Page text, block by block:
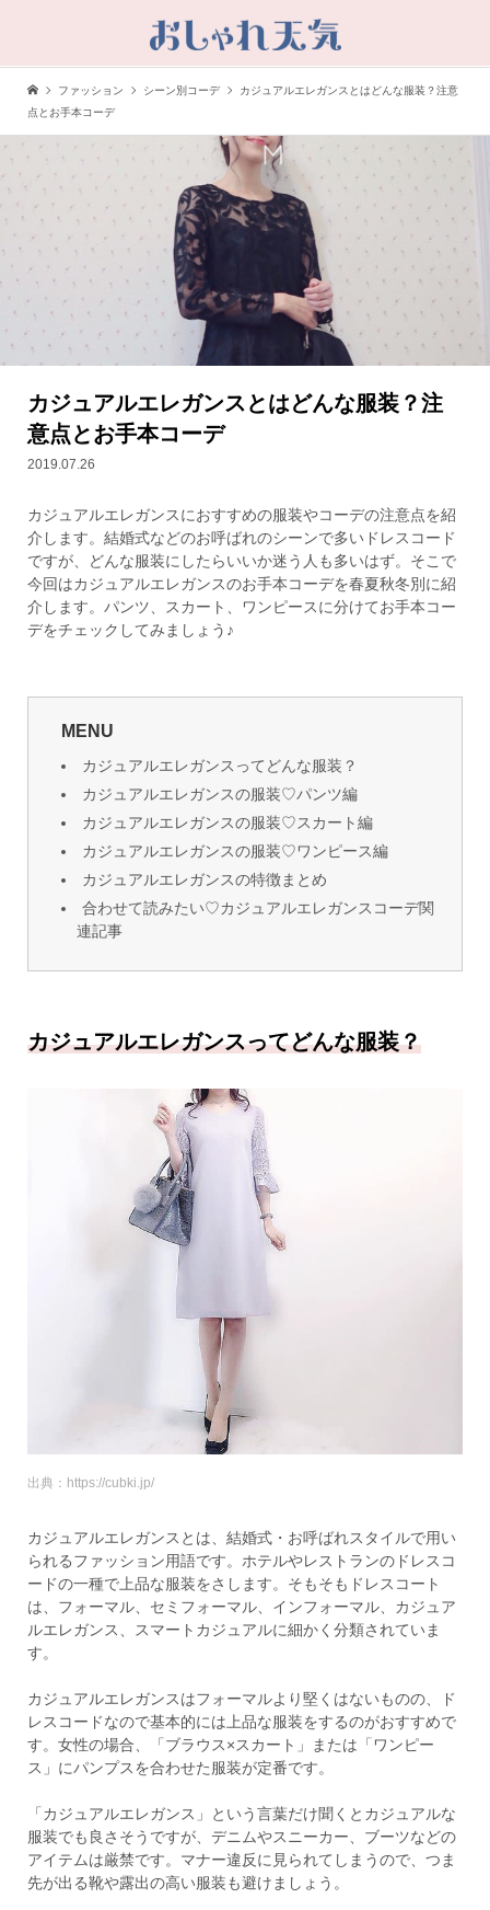
ファッション シーン別コーデ
カジュアルエレガンスとはどんな服装？注意
点とお手本コーデ
カジュアルエレガンスとはどんな服装？注
意点とお手本コーデ
2019.07.26
カジュアルエレガンスにおすすめの服装やコーデの注意点を紹
介します。結婚式などのお呼ばれのシーンで多いドレスコード
ですが、どんな服装にしたらいいか迷う人も多いはず。そこで
今回はカジュアルエレガンスのお手本コーデを春夏秋冬別に紹
介します。パンツ、スカート、ワンピースに分けてお手本コー
デをチェックしてみましょう♪
MENU
カジュアルエレガンスってどんな服装？
カジュアルエレガンスの服装♡パンツ編
カジュアルエレガンスの服装♡スカート編
カジュアルエレガンスの服装♡ワンピース編
カジュアルエレガンスの特徴まとめ
合わせて読みたい♡カジュアルエレガンスコーデ関
連記事
カジュアルエレガンスってどんな服装？
出典：https://cubki.jp/
カジュアルエレガンスとは、結婚式・お呼ばれスタイルで用い
られるファッション用語です。ホテルやレストランのドレスコ
ードの一種で上品な服装をさします。そもそもドレスコート
は、フォーマル、セミフォーマル、インフォーマル、カジュア
ルエレガンス、スマートカジュアルに細かく分類されていま
す。
カジュアルエレガンスはフォーマルより堅くはないものの、ド
レスコードなので基本的には上品な服装をするのがおすすめで
す。女性の場合、「ブラウス×スカート」または「ワンピー
ス」にパンプスを合わせた服装が定番です。
「カジュアルエレガンス」という言葉だけ聞くとカジュアルな
服装でも良さそうですが、デニムやスニーカー、ブーツなどの
アイテムは厳禁です。マナー違反に見られてしまうので、つま
先が出る靴や露出の高い服装も避けましょう。